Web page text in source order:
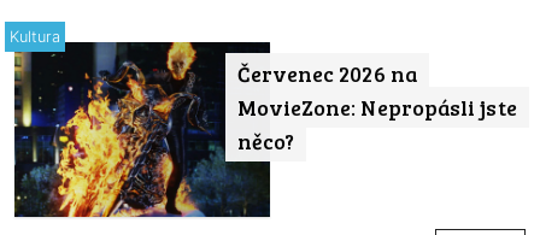
Červenec 2026 na
MovieZone: Nepropásli jste
něco?
Kultura